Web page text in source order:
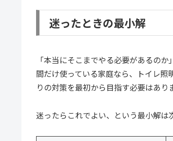
迷ったときの最小解
「本当にそこまでやる必要があるの
間だけ使っている家庭なら、トイレ
りの対策を最初から目指す必要はあり
迷ったらこれでよい、という最小解は